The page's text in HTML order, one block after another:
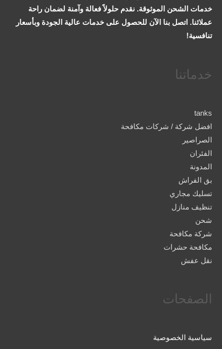
خدمات الشحن الموثوقة. نقدم حلولاً فعالة وآمنة لضمان راحة
عملائنا. اتصل بنا الآن للحصول على خدمات عالية الجودة وبأسعار
تنافسية!
خدماتنا
tanks
افضل شركة / شركات مكافحة
الصراصير
الفئران
المدونة
بق الفراش
تسليك مجاري
تنظيف منازل
شحن
شركة مكافحة
مكافحة حشرات
نقل عفش
الصفحات
سياسية الخصوصية